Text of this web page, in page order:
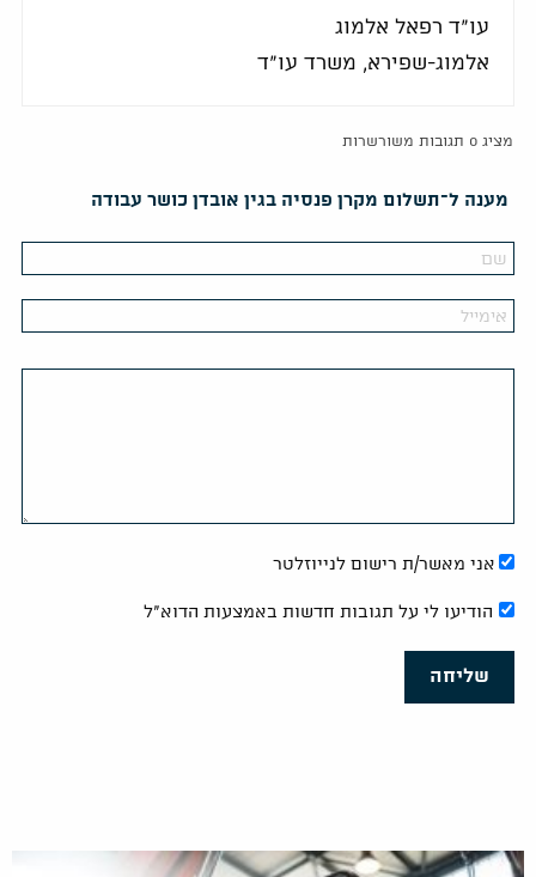
עו"ד רפאל אלמוג
אלמוג-שפירא, משרד עו"ד
מציג 0 תגובות משורשרות
מענה ל־תשלום מקרן פנסיה בגין אובדן כושר עבודה
אני מאשר/ת רישום לנייוזלטר
הודיעו לי על תגובות חדשות באמצעות הדוא"ל
שליחה